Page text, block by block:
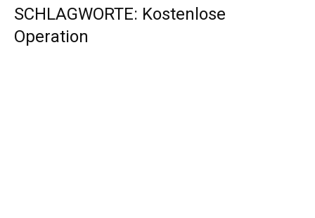
SCHLAGWORTE: Kostenlose
Operation